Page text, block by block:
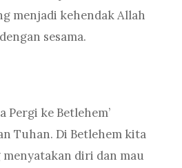
menjadi kehendak Allah
sesama.
Pergi ke Betlehem’
Tuhan. Di Betlehem kita
diri dan mau